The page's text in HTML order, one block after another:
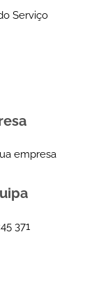
Serviço
empresa
371